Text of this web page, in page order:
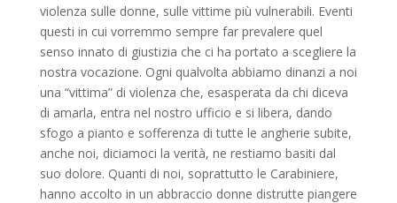
violenza sulle donne, sulle vittime più vulnerabili. Eventi
questi in cui vorremmo sempre far prevalere quel
senso innato di giustizia che ci ha portato a scegliere la
nostra vocazione. Ogni qualvolta abbiamo dinanzi a noi
una “vittima” di violenza che, esasperata da chi diceva
di amarla, entra nel nostro ufficio e si libera, dando
sfogo a pianto e sofferenza di tutte le angherie subite,
anche noi, diciamoci la verità, ne restiamo basiti dal
suo dolore. Quanti di noi, soprattutto le Carabiniere,
hanno accolto in un abbraccio donne distrutte piangere